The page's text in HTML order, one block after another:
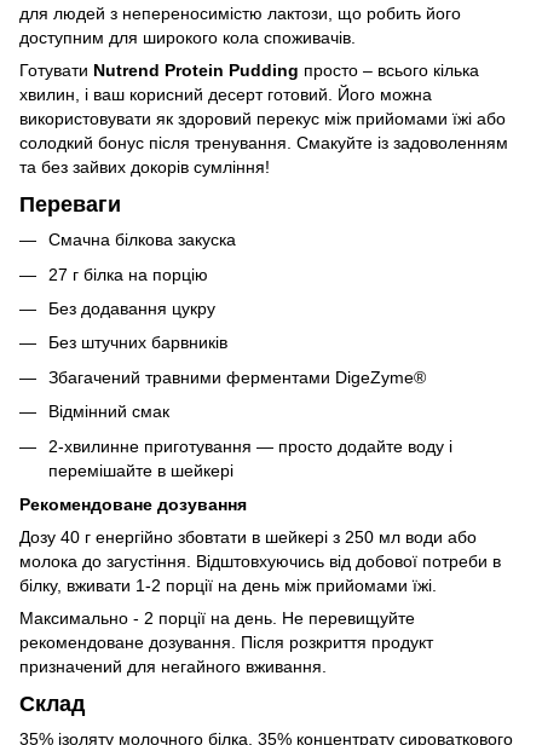
для людей з непереносимістю лактози, що робить його
доступним для широкого кола споживачів.
Готувати Nutrend Protein Pudding просто – всього кілька
хвилин, і ваш корисний десерт готовий. Його можна
використовувати як здоровий перекус між прийомами їжі або
солодкий бонус після тренування. Смакуйте із задоволенням
та без зайвих докорів сумління!
Переваги
Смачна білкова закуска
27 г білка на порцію
Без додавання цукру
Без штучних барвників
Збагачений травними ферментами DigeZyme®
Відмінний смак
2-хвилинне приготування — просто додайте воду і
перемішайте в шейкері
Рекомендоване дозування
Дозу 40 г енергійно збовтати в шейкері з 250 мл води або
молока до загустіння. Відштовхуючись від добової потреби в
білку, вживати 1-2 порції на день між прийомами їжі.
Максимально - 2 порції на день. Не перевищуйте
рекомендоване дозування. Після розкриття продукт
призначений для негайного вживання.
Склад
35% ізоляту молочного білка, 35% концентрату сироваткового